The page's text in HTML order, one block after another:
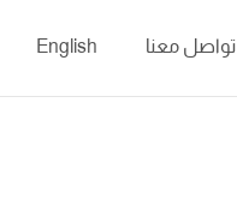
تواصل معنا English